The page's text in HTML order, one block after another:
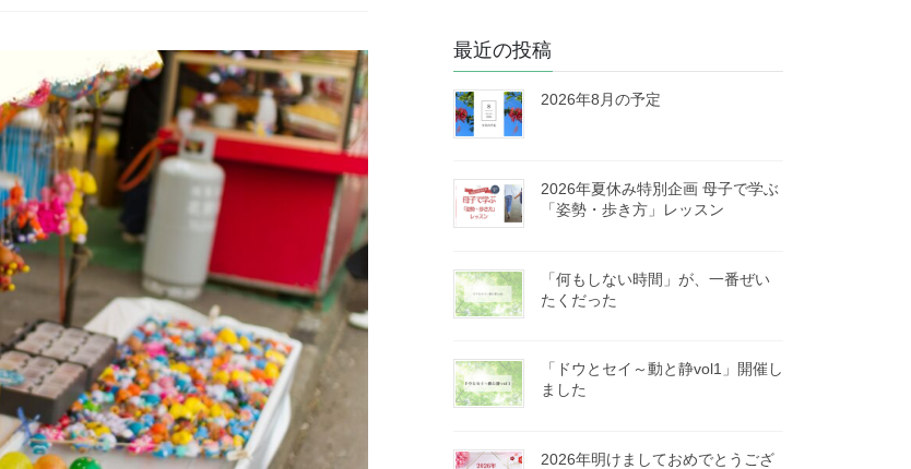
最近の投稿
2026年8月の予定
2026年夏休み特別企画 母子で学ぶ
「姿勢・歩き方」レッスン
「何もしない時間」が、一番ぜい
たくだった
「ドウとセイ～動と静vol1」開催し
ました
2026年明けましておめでとうござ